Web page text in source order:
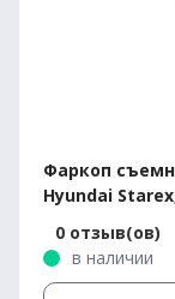
Фаркоп
Hyundai
0 отзыв(ов)
в наличии